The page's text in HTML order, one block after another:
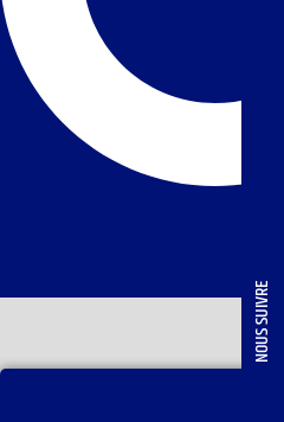
NOUS SUIVRE